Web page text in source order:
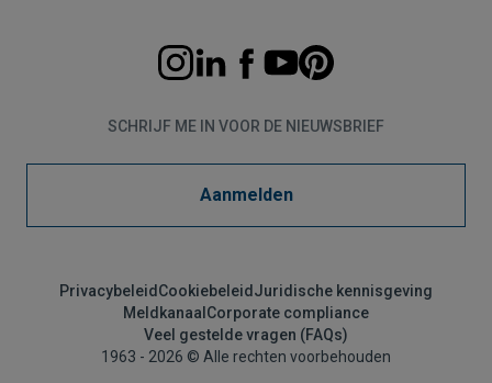
SCHRIJF ME IN VOOR DE NIEUWSBRIEF
Aanmelden
Privacybeleid Cookiebeleid Juridische kennisgeving
Meldkanaal Corporate compliance
Veel gestelde vragen (FAQs)
1963 - 2026 © Alle rechten voorbehouden